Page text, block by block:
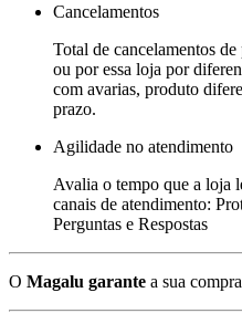
Cancelamentos
Total de cancelamentos
ou por essa loja por
com avarias, produto
prazo.
Agilidade no atendimento
Avalia o tempo que a loja
canais de atendimento:
Perguntas e Respostas
O Magalu garante a sua